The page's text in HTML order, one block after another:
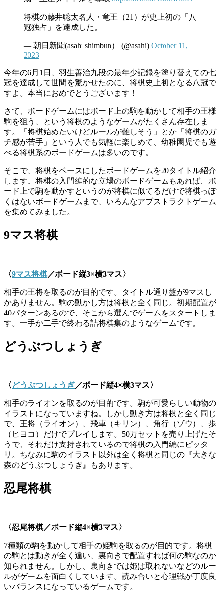
将棋の藤井聡太名人・竜王（21）が史上初の「八
冠独占」を達成した。
— 朝日新聞(asahi shimbun） (@asahi) October 11,
2023
今年の6月1日、羽生善治九段の最年少記録を塗り替えての七
冠を達成して世間を驚かせたのに、将棋史上初となる八冠で
すよ。本当におめでとうございます！
さて、ボードゲームにはボード上の駒を動かして相手の王様
駒を狙う、という将棋のようなゲームがたくさん存在しま
す。「将棋始めたいけどルールが難しそう」とか「将棋のガ
チ感が苦手」という人でも気軽に楽しめて、幼稚園児でも遊
べる将棋系のボードゲームは多いのです。
そこで、将棋をベースにしたボードゲームを20タイトル紹介
します。将棋の入門編的な立場のボードゲームもあれば、ボ
ード上で駒を動かすというのが将棋に似てるだけで将棋っぽ
くはないボードゲームまで、いろんなアブストラクトゲーム
を集めてみました。
9マス将棋
〈9マス将棋／ボード縦3×横3マス〉
相手の王将を取るのが目的です。タイトル通り盤が9マスし
かありません。駒の動かし方は将棋と全く同じ。初期配置が
40パターンあるので、そこから選んでゲームをスタートしま
す。一手か二手で終わる詰将棋集のようなゲームです。
どうぶつしょうぎ
〈 どうぶつしょうぎ／ボード縦4×横3マス〉
相手のライオンを取るのが目的です。駒が可愛らしい動物の
イラストになっていますね。しかし動き方は将棋と全く同じ
で、王将（ライオン）、飛車（キリン）、角行（ゾウ）、歩
（ヒヨコ）だけでプレイします。50万セットを売り上げたそ
うで、それだけ支持されているので将棋の入門編にピッタ
リ。ちなみに駒のイラスト以外は全く将棋と同じの『大きな
森のどうぶつしょうぎ』もあります。
忍尾将棋
〈忍尾将棋／ボード縦4×横3マス〉
7種類の駒を動かして相手の姫駒を取るのが目的です。将棋
の駒とは動きが全く違い、裏向きで配置すれば何の駒なのか
知られません。しかし、裏向きでは姫は取れないなどのルー
ルがゲームを面白くしています。読み合いと心理戦が丁度良
いバランスになっているゲームです。